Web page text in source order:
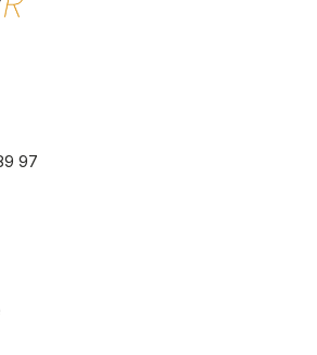
97